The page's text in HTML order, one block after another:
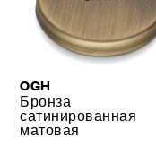
OGH
Бронза
сатинированная
матовая